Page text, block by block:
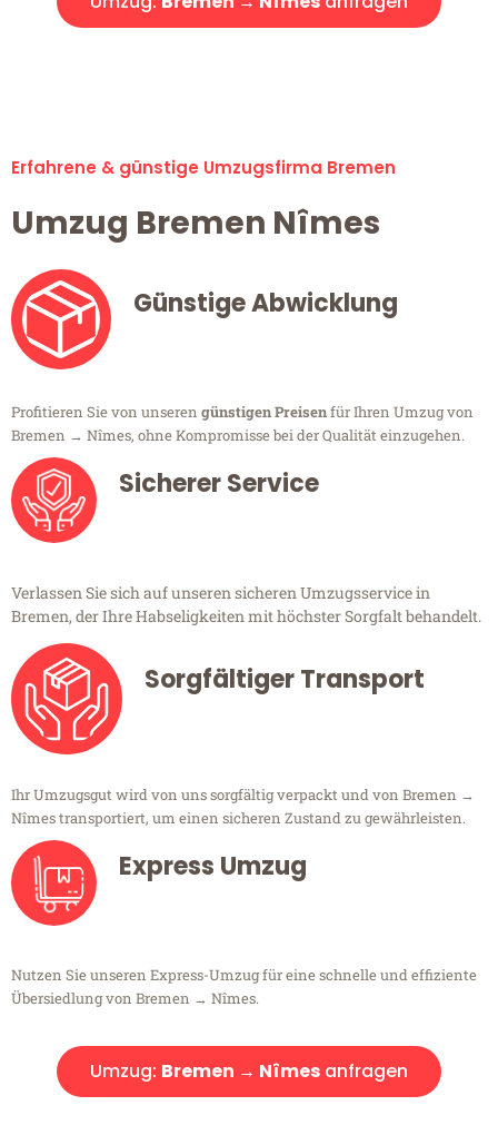
Erfahrene & günstige Umzugsfirma Bremen
Umzug Bremen Nîmes
Günstige Abwicklung
Profitieren Sie von unseren günstigen Preisenfür Ihren Umzug von
Bremen → Nîmes, ohne Kompromisse bei der Qualität einzugehen.
Sicherer Service
Verlassen Sie sich auf unseren sicheren Umzugsservice in
Bremen, der Ihre Habseligkeiten mit höchster Sorgfalt behandelt.
Sorgfältiger Transport
Ihr Umzugsgut wird von uns sorgfältig verpackt und von Bremen →
Nîmes transportiert, um einen sicheren Zustand zu gewährleisten.
Express Umzug
Nutzen Sie unseren Express-Umzug für eine schnelle und effiziente
Übersiedlung von Bremen → Nîmes.
Umzug: Bremen → Nîmes anfragen